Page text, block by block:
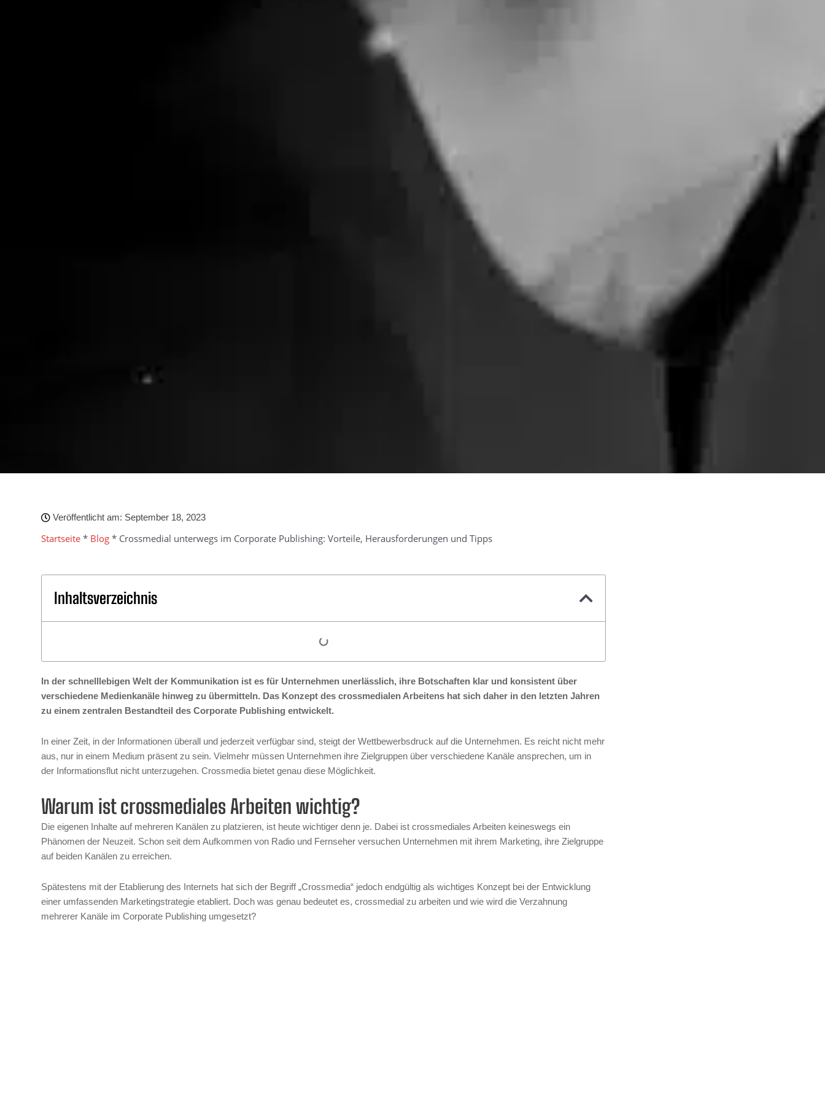
Veröffentlicht am: September 18, 2023
Startseite * Blog * Crossmedial unterwegs im Corporate Publishing: Vorteile, Herausforderungen und Tipps
Inhaltsverzeichnis
In der schnelllebigen Welt der Kommunikation ist es für Unternehmen unerlässlich, ihre Botschaften klar und konsistent über
verschiedene Medienkanäle hinweg zu übermitteln. Das Konzept des crossmedialen Arbeitens hat sich daher in den letzten Jahren
zu einem zentralen Bestandteil des Corporate Publishing entwickelt.
In einer Zeit, in der Informationen überall und jederzeit verfügbar sind, steigt der Wettbewerbsdruck auf die Unternehmen. Es reicht nicht mehr
aus, nur in einem Medium präsent zu sein. Vielmehr müssen Unternehmen ihre Zielgruppen über verschiedene Kanäle ansprechen, um in
der Informationsflut nicht unterzugehen. Crossmedia bietet genau diese Möglichkeit.
Warum ist crossmediales Arbeiten wichtig?
Die eigenen Inhalte auf mehreren Kanälen zu platzieren, ist heute wichtiger denn je. Dabei ist crossmediales Arbeiten keineswegs ein
Phänomen der Neuzeit. Schon seit dem Aufkommen von Radio und Fernseher versuchen Unternehmen mit ihrem Marketing, ihre Zielgruppe
auf beiden Kanälen zu erreichen.
Spätestens mit der Etablierung des Internets hat sich der Begriff „Crossmedia“ jedoch endgültig als wichtiges Konzept bei der Entwicklung
einer umfassenden Marketingstrategie etabliert. Doch was genau bedeutet es, crossmedial zu arbeiten und wie wird die Verzahnung
mehrerer Kanäle im Corporate Publishing umgesetzt?